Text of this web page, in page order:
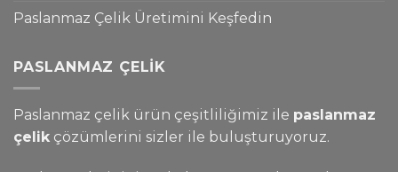
Paslanmaz Çelik Üretimini Keşfedin
PASLANMAZ ÇELIK
Paslanmaz çelik ürün çeşitliliğimiz ile paslanmaz
çelik çözümlerini sizler ile buluşturuyoruz.